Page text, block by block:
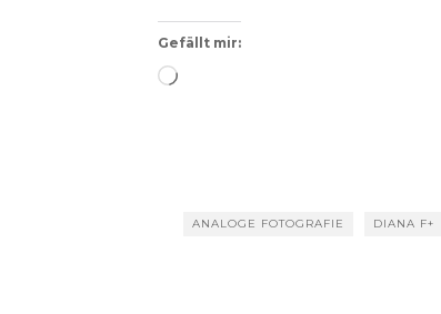
Gefällt mir:
Wird
ANALOGE FOTOGRAFIE DIANA F+